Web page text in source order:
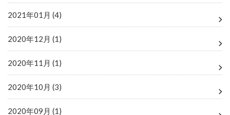
2021年01月 (4)
2020年12月 (1)
2020年11月 (1)
2020年10月 (3)
2020年09月 (1)